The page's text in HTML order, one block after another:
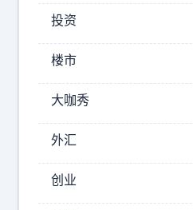
是
我
能
把
《
08-
19:30
投资
楼市
大咖秀
外汇
创业